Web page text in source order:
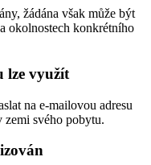
žádána však může být
okolnostech konkrétního
lze využít
na e-mailovou adresu
zemi svého pobytu.